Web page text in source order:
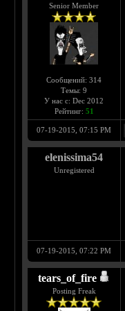
Senior Member
Сообщений: 314
Темы: 9
У нас с: Dec 2012
Рейтинг: 51
07-19-2015, 07:15 PM
elenissima54
Unregistered
07-19-2015, 07:22 PM
tears_of_fire
Posting Freak